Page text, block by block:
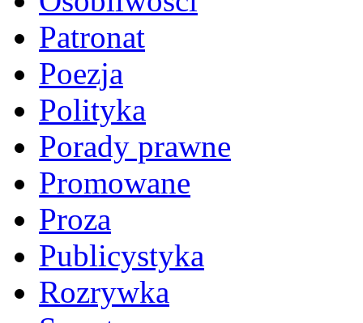
Patronat
Poezja
Polityka
Porady prawne
Promowane
Proza
Publicystyka
Rozrywka